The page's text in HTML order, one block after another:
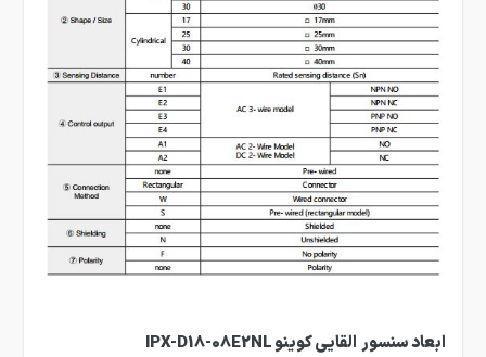
ابعادسنسور القایی کوینوIPX-D18-08E2NL